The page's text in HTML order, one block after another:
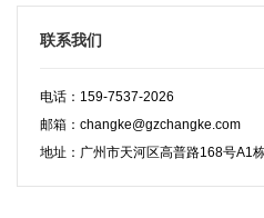
联系我们
电话：159-7537-2026
邮箱：changke@gzchangke.com
地址：广州市天河区高普路168号A1